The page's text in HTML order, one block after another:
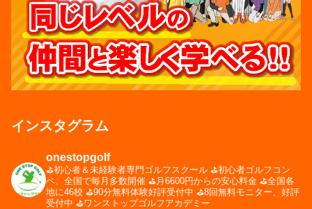
インスタグラム
onestopgolf
⛳️初心者＆未経験者専門ゴルフスクール ⛳️初心者ゴルフコン
ペ、全国で毎月多数開催 ⛳️月6600円からの安心料金 ⛳️全国各
地に46校 ⛳️90分無料体験好評受付中 ⛳️8回無料モニター、好評
受付中 ⛳️ワンストップゴルフアカデミー